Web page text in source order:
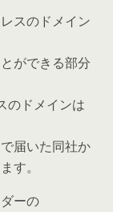
スのドメイン
ができる部分
のドメインは
届いた同社か
す。
ーの